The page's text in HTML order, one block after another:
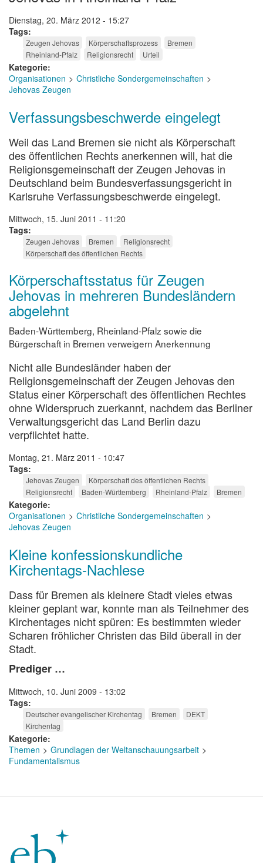
Dienstag, 20. März 2012 - 15:27
Tags
Zeugen Jehovas Körperschaftsprozess
Bremen
Rheinland-Pfalz
Religionsrecht Urteil
Kategorie
Organisationen
Christliche Sondergemeinschaften
Jehovas Zeugen
Verfassungsbeschwerde eingelegt
Weil das Land Bremen sie nicht als Körperschaft
des öffentlichen Rechts anerkennen will, hat die
Religionsgemeinschaft der Zeugen Jehovas in
Deutschland beim Bundesverfassungsgericht in
Karlsruhe Verfassungsbeschwerde eingelegt.
Mittwoch, 15. Juni 2011 - 11:20
Tags
Zeugen Jehovas Bremen
Religionsrecht
Körperschaft des öffentlichen Rechts
Körperschaftsstatus für Zeugen
Jehovas in mehreren Bundesländern
abgelehnt
Baden-Württemberg, Rheinland-Pfalz sowie die
Bürgerschaft in Bremen verweigern Anerkennung
Nicht alle Bundesländer haben der
Religionsgemeinschaft der Zeugen Jehovas den
Status einer Körperschaft des öffentlichen Rechtes
ohne Widerspruch zuerkannt, nachdem das Berliner
Verwaltungsgericht das Land Berlin dazu
verpflichtet hatte.
Montag, 21. März 2011 - 10:47
Tags
Jehovas Zeugen
Körperschaft des öffentlichen Rechts
Religionsrecht
Baden-Württemberg Rheinland-Pfalz Bremen
Kategorie
Organisationen
Christliche Sondergemeinschaften
Jehovas Zeugen
Kleine konfessionskundliche
Kirchentags-Nachlese
Dass für Bremen als kleinere Stadt vieles etwas
kleiner geplant war, konnte man als Teilnehmer des
Kirchentages nicht spüren: Es bestimmten wieder
Scharen fröhlicher Christen das Bild überall in der
Stadt.
Prediger …
Mittwoch, 10. Juni 2009 - 13:02
Tags
Deutscher evangelischer Kirchentag Bremen
DEKT
Kirchentag
Kategorie
Themen
Grundlagen der Weltanschauungsarbeit
Fundamentalismus